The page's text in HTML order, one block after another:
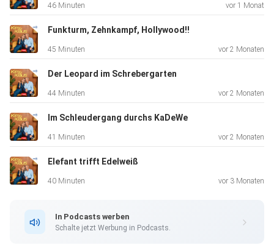
46 Minuten vor 1 Monat
Funkturm, Zehnkampf, Hollywood!!
45 Minuten vor 2 Monaten
Der Leopard im Schrebergarten
44 Minuten vor 2 Monaten
Im Schleudergang durchs KaDeWe
41 Minuten vor 2 Monaten
Elefant trifft Edelweiß
40 Minuten vor 3 Monaten
In Podcasts werben
Schalte jetzt Werbung in Podcasts.